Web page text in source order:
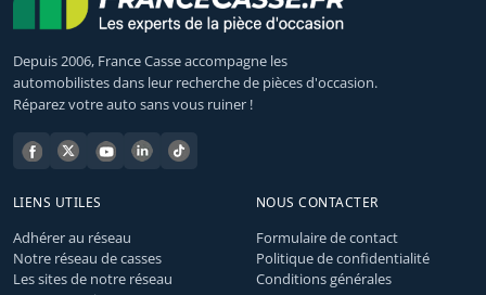
Depuis 2006, France Casse accompagne les
automobilistes dans leur recherche de pièces d'occasion.
Réparez votre auto sans vous ruiner !
LIENS UTILES
Adhérer au réseau
Notre réseau de casses
Les sites de notre réseau
NOUS CONTACTER
Formulaire de contact
Politique de confidentialité
Conditions générales